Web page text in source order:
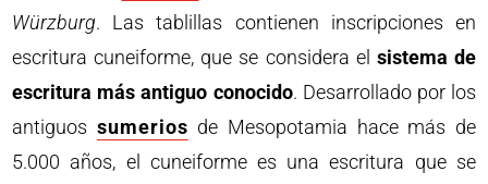
Würzburg. Las tablillas contienen inscripciones en
escritura cuneiforme, que se considera el sistema de
escritura más antiguo conocido. Desarrollado por los
antiguos sumerios de Mesopotamia hace más de
5.000 años, el cuneiforme es una escritura que se